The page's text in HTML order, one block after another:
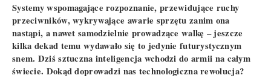
Systemy wspomagające rozpoznanie, przewidujące ruchy
przeciwników, wykrywające awarie sprzętu zanim ona
nastąpi, a nawet samodzielnie prowadzące walkę – jeszcze
kilka dekad temu wydawało się to jedynie futurystycznym
snem. Dziś sztuczna inteligencja wchodzi do armii na całym
świecie. Dokąd doprowadzi nas technologiczna rewolucja?